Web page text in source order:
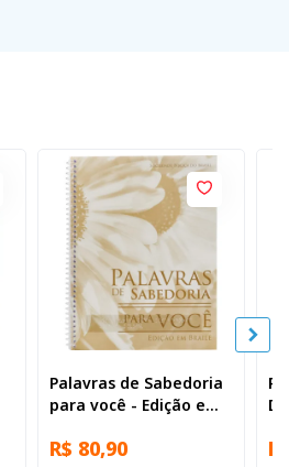
Palavras de Sabedoria
para você - Edição em
R$ 80,90